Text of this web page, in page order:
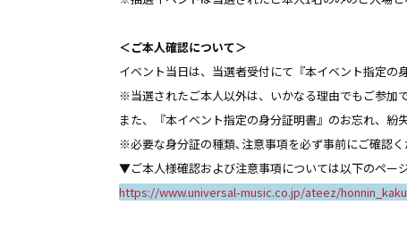
＜ご本人確認について＞
イベント当日は、当選者受付にて『本イベント指定の
※当選されたご本人以外は、いかなる理由でもご参加
また、『本イベント指定の身分証明書』のお忘れ、紛
※必要な身分証の種類､注意事項を必ず事前にご確認
▼ご本人様確認および注意事項については以下のペー
https://www.universal-music.co.jp/ateez/